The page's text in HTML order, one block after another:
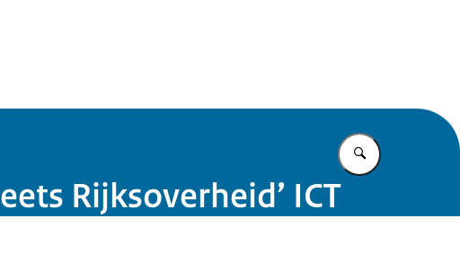
Vul in wat u
Rijksoverheid’ ICT